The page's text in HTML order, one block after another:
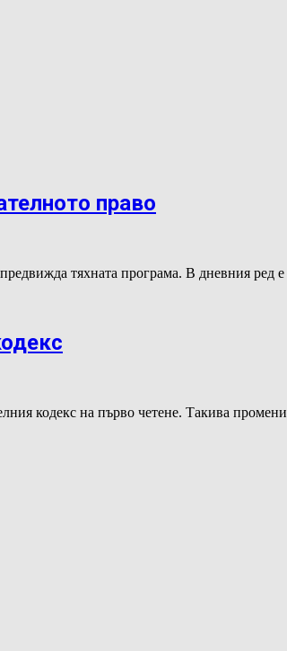
право
тяхната програма. В дневния ред
кодекс на първо четене. Такива